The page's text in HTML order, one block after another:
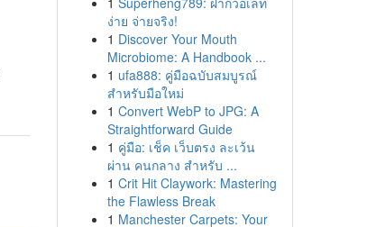
ง่าย จ่ายจริง!
1 Discover Your Mouth
Microbiome: A Handbook ...
1 ufa888: คู่มือฉบับสมบูรณ์
สำหรับมือใหม่
1 Convert WebP to JPG: A
Straightforward Guide
1 คู่มือ: เช็ค เว็บตรง ละเว้น
ผ่าน คนกลาง สำหรับ ...
1 Crit Hit Claywork: Mastering
the Flawless Break
1 Manchester Carpets: Your